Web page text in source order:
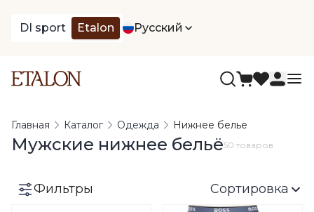
DI sport Etalon Русский
Главная Каталог Одежда Нижнее белье
Мужские нижнее бельё50 товаров
Фильтры Сортировка